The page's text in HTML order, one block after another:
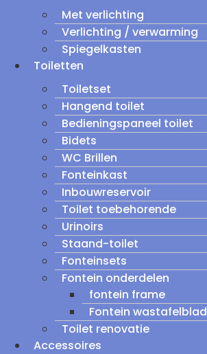
Met verlichting
Verlichting / verwarming
Spiegelkasten
Toiletten
Toiletset
Hangend toilet
Bedieningspaneel toilet
Bidets
WC Brillen
Fonteinkast
Inbouwreservoir
Toilet toebehorende
Urinoirs
Staand-toilet
Fonteinsets
Fontein onderdelen
fontein frame
Fontein wastafelblad
Toilet renovatie
Accessoires